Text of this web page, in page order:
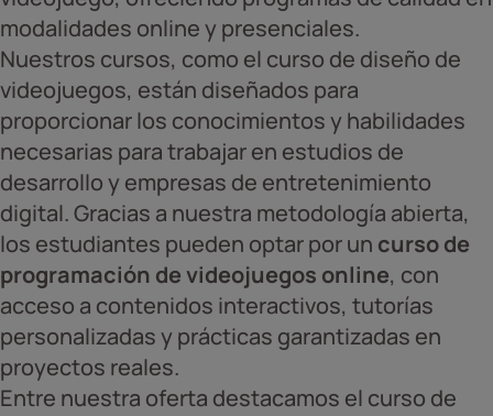
modalidades online y presenciales.
Nuestros cursos, como el curso de diseño de
videojuegos, están diseñados para
proporcionar los conocimientos y habilidades
necesarias para trabajar en estudios de
desarrollo y empresas de entretenimiento
digital. Gracias a nuestra metodología abierta,
los estudiantes pueden optar por un curso de
programación de videojuegos online, con
acceso a contenidos interactivos, tutorías
personalizadas y prácticas garantizadas en
proyectos reales.
Entre nuestra oferta destacamos el curso de